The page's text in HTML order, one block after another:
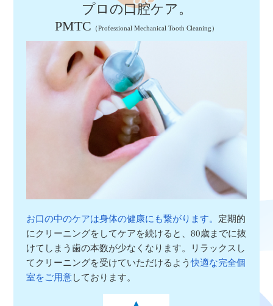
プロの口腔ケア。
PMTC （Professional Mechanical Tooth Cleaning）
お口の中のケアは身体の健康にも繋がります。 定期的
にクリーニングをしてケアを続けると、80歳までに抜
けてしまう歯の本数が少なくなります。リラックスし
てクリーニングを受けていただけるよう快適な完全個
室をご用意しております。